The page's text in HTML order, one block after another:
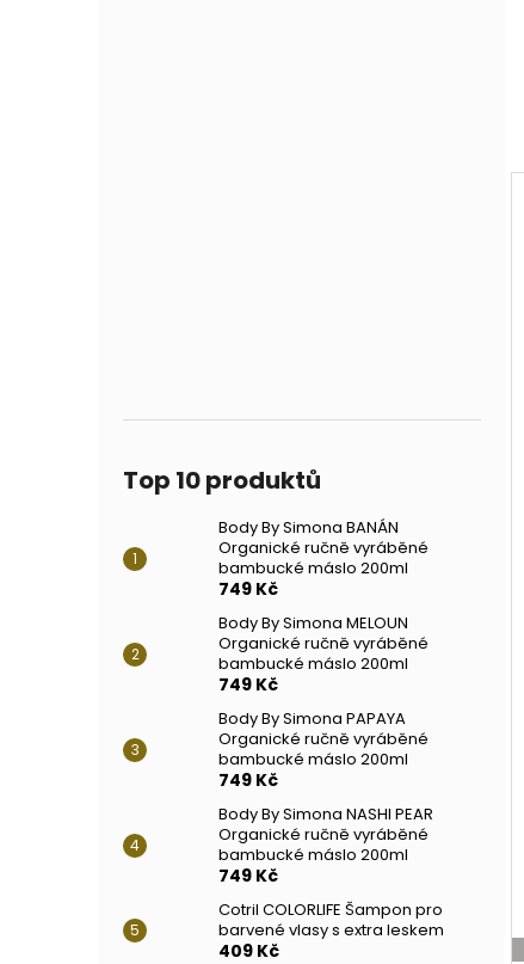
Top 10 produktů
Body By Simona BANÁN
Organické ručně vyráběné
bambucké máslo 200ml
749 Kč
Body By Simona MELOUN
Organické ručně vyráběné
bambucké máslo 200ml
749 Kč
Body By Simona PAPAYA
Organické ručně vyráběné
bambucké máslo 200ml
749 Kč
Body By Simona NASHI PEAR
Organické ručně vyráběné
bambucké máslo 200ml
749 Kč
Cotril COLORLIFE Šampon pro
barvené vlasy s extra leskem
409 Kč